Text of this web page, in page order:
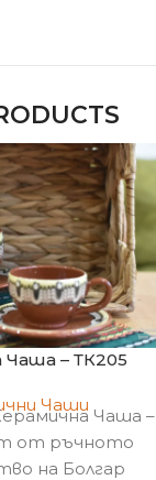
– ТК205
Чаши
Чаша –
от ръчното
на Болгар